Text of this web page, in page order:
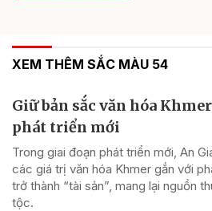
XEM THÊM SẮC MÀU 54
Giữ bản sắc văn hóa
phát triển mới
Trong giai đoạn phát triển mới, An
các giá trị văn hóa Khmer gắn với
trở thành “tài sản”, mang lại nguồn
tộc.